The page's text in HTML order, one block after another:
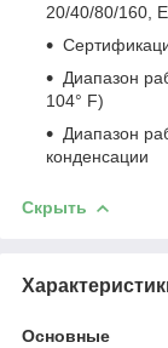
20/40/80/160,
Диапазон
104° F)
Диапазон
конденсации
Скрыть
Основные